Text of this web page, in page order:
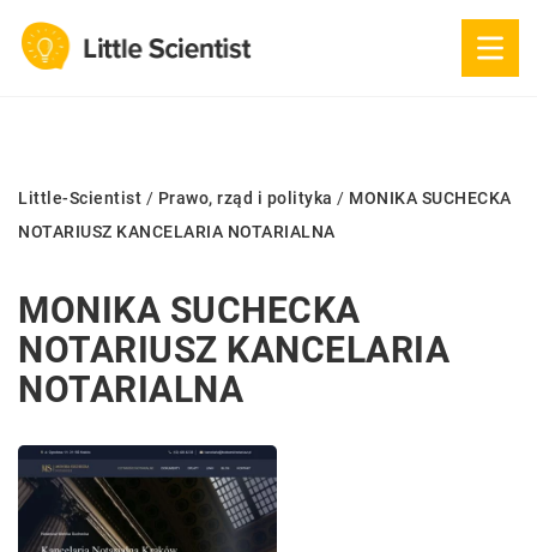
Little-Scientist / Prawo, rząd i polityka / MONIKA SUCHECKA
NOTARIUSZ KANCELARIA NOTARIALNA
MONIKA SUCHECKA
NOTARIUSZ KANCELARIA
NOTARIALNA